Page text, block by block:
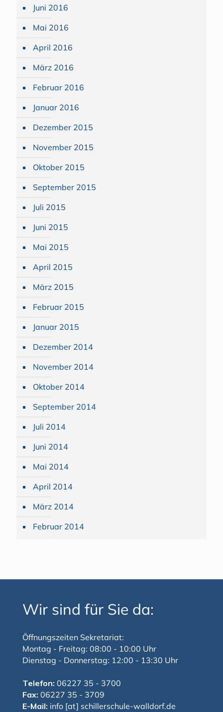
Juni 2016
Mai 2016
April 2016
März 2016
Februar 2016
Januar 2016
Dezember 2015
November 2015
Oktober 2015
September 2015
Juli 2015
Juni 2015
Mai 2015
April 2015
März 2015
Februar 2015
Januar 2015
Dezember 2014
November 2014
Oktober 2014
September 2014
Juli 2014
Juni 2014
Mai 2014
April 2014
März 2014
Februar 2014
Wir sind für Sie da:
Öffnungszeiten Sekretariat:
Montag - Freitag: 08:00 - 10:00 Uhr
Dienstag - Donnerstag: 12:00 - 13:30 Uhr
Telefon: 06227 35 - 3700
Fax: 06227 35 - 3709
E-Mail: info [at] schillerschule-walldorf.de